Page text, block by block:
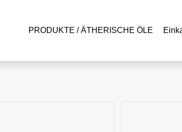
PRODUKTE / ÄTHERISCHE ÖLE